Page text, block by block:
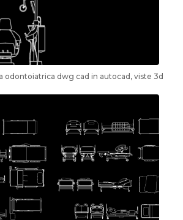
odontoiatrica dwg cad in autocad, viste 3d